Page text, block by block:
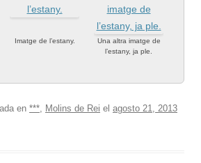
Imatge de l’estany.
Una altra imatge de
l’estany, ja ple.
en ***, Molins de Rei el agosto 21, 2013